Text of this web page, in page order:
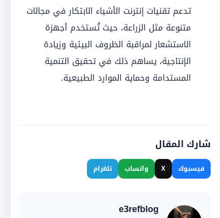
تدعم تقنيات إنترنت الأشياء الابتكار في مجالات
متنوعة مثل الزراعة، حيث تُستخدم أجهزة
الاستشعار لمراقبة الظروف البيئية وزيادة
الإنتاجية، يساهم ذلك في تحقيق التنمية
المستدامة وحماية الموارد الطبيعية.
شارك المقال
فيسبوك X واتساب تلغرام
e3refblog